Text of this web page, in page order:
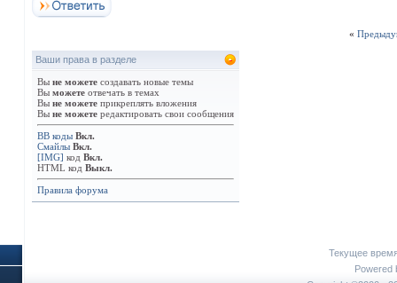
«
Ваши права в разделе
Вы не можете создавать новые темы
Вы можете отвечать в темах
Вы не можете прикреплять вложения
Вы не можете редактировать свои сообщения
BB коды Вкл.
Смайлы Вкл.
[IMG] код Вкл.
HTML код Выкл.
Правила форума
Текущее
Powered